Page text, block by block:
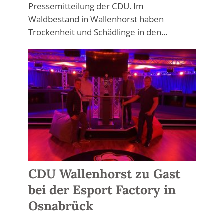
Pressemitteilung der CDU. Im
Waldbestand in Wallenhorst haben
Trockenheit und Schädlinge in den...
CDU Wallenhorst zu Gast
bei der Esport Factory in
Osnabrück